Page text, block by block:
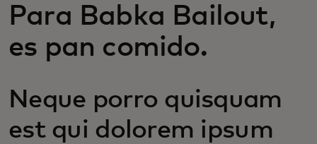
Para Babka Bailout,
es pan comido.
Neque porro quisquam
est qui dolorem ipsum